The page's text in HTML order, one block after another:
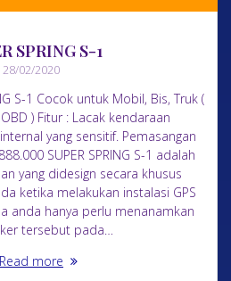
SPRING S-1
28/02/2020
S-1 Cocok untuk Mobil, Bis, Truk (
) Fitur : Lacak kendaraan
yang sensitif. Pemasangan
SUPER SPRING S-1 adalah
yang didesign secara khusus
ketika melakukan instalasi GPS
anda hanya perlu menanamkan
tersebut pada…
Read more